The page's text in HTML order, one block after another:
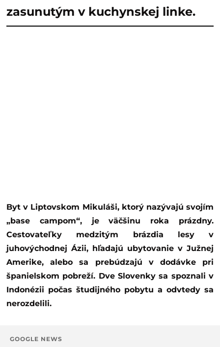
zasunutým v kuchynskej linke.
Byt v Liptovskom Mikuláši, ktorý nazývajú svojím
„base campom“, je väčšinu roka prázdny.
Cestovateľky medzitým brázdia lesy v
juhovýchodnej Ázii, hľadajú ubytovanie v Južnej
Amerike, alebo sa prebúdzajú v dodávke pri
španielskom pobreží. Dve Slovenky sa spoznali v
Indonézii počas študijného pobytu a odvtedy sa
nerozdelili.
GOOGLE NEWS